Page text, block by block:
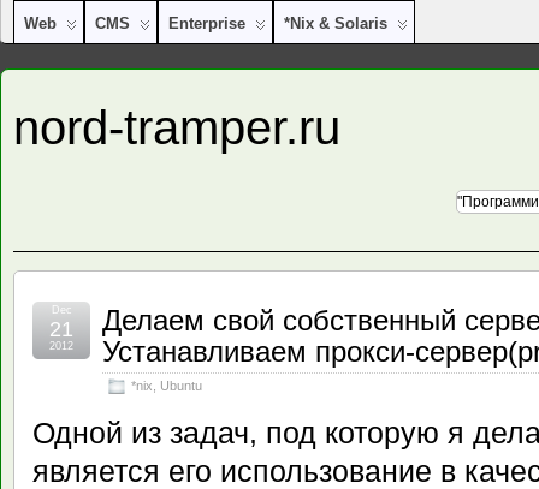
Web CMS Enterprise *nix & Solaris
nord-tramper.ru
Делаем свой собственный
Устанавливаем прокси-
*nix Ubuntu
Dec
21
2012
Одной из задач, под которую я
является его использование в